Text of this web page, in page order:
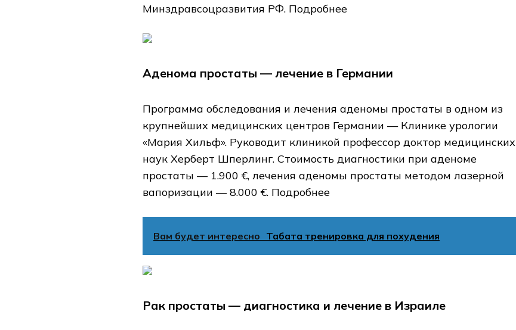
Минздравсоцразвития РФ. Подробнее
Аденома простаты — лечение в Германии
Программа обследования и лечения аденомы простаты в одном из
крупнейших медицинских центров Германии — Клинике урологии
«Мария Хильф». Руководит клиникой профессор доктор медицинских
наук Херберт Шперлинг. Стоимость диагностики при аденоме
простаты — 1.900 €, лечения аденомы простаты методом лазерной
вапоризации — 8.000 €. Подробнее
Вам будет интересно Табата тренировка для похудения
Рак простаты — диагностика и лечение в Израиле